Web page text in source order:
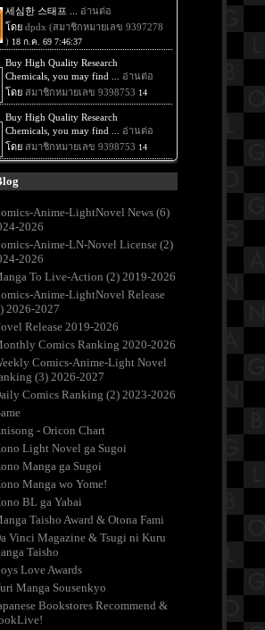
Anime-LightNovel News (6)
2026
Anime-LN-Novel License (2)
2026
To Live-Action (2) 2019-2026
Anime-LightNovel Release
2026-2027
Release 2019-2026
Comics Ranking 2020-2026
Comics-Anime-Light Novel
(3) 2026-2027
Comics Ranking (2) 2023-2026
- Oricon Chart
Light Novel ga Sugoi
Manga ga Sugoi
Manga wo Yome!
BL ga Yabai
Taisho Award & Otona Fami
Vinci Magazine & Tsugi ni Kuru
Taisho
Love Awards
Manga Sousenkyo
Bookstores Recommend &